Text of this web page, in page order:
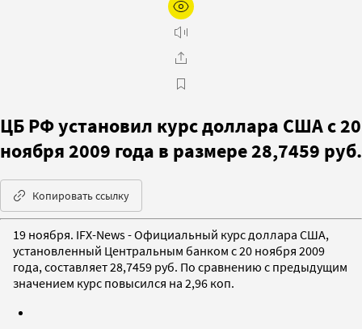
ЦБ РФ установил курс доллара США с 20
ноября 2009 года в размере 28,7459 руб.
Копировать ссылку
19 ноября. IFX-News - Официальный курс доллара США,
установленный Центральным банком с 20 ноября 2009
года, составляет 28,7459 руб. По сравнению с предыдущим
значением курс повысился на 2,96 коп.